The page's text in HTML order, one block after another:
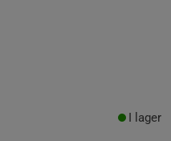
I lager